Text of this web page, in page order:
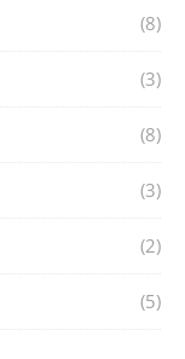
(8)
(3)
(8)
(3)
(2)
(5)